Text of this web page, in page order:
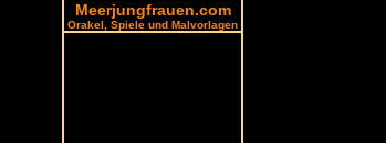
Meerjungfrauen.com
Orakel, Spiele und Malvorlagen